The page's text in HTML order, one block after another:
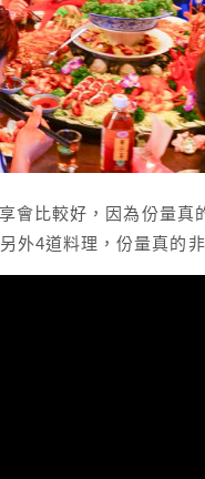
會比較好，因為份量真
外4道料理，份量真的非